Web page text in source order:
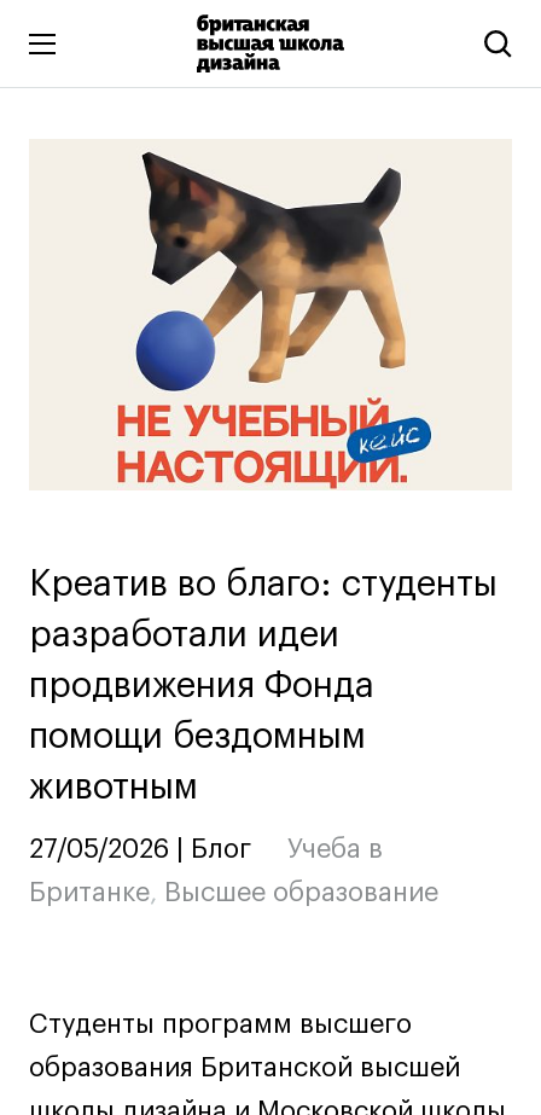
Искусство и дизайн
Подготовительные курсы
Бизнес и маркетинг
Все программы
Дополнительное образование
Коммуникационный и цифровой дизайн
Иллюстрация
Современное искусство
Сценография
Фотография и видео
Промышленный и предметный дизайн
Дизайн и декорирование интерьера
Бизнес и маркетинг
Подготовительные курсы и творческое
Среднесрочные
ИЗО и Керамика
Онлайн-программы
Дизайн интерьера
Креатив во благо: студенты
разработали идеи
продвижения Фонда
помощи бездомным
животным
27/05/2026 | Блог
Учеба в
Британке, Высшее образование
Студенты программ высшего
образования Британской высшей